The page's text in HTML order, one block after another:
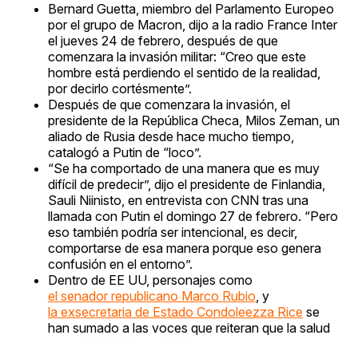
Bernard Guetta, miembro del Parlamento Europeo
por el grupo de Macron, dijo a la radio France Inter
el jueves 24 de febrero, después de que
comenzara la invasión militar: “Creo que este
hombre está perdiendo el sentido de la realidad,
por decirlo cortésmente”.
Después de que comenzara la invasión, el
presidente de la República Checa, Milos Zeman, un
aliado de Rusia desde hace mucho tiempo,
catalogó a Putin de “loco”.
“Se ha comportado de una manera que es muy
difícil de predecir”, dijo el presidente de Finlandia,
Sauli Niinisto, en entrevista con CNN tras una
llamada con Putin el domingo 27 de febrero. “Pero
eso también podría ser intencional, es decir,
comportarse de esa manera porque eso genera
confusión en el entorno”.
Dentro de EE UU, personajes como
el senador republicano Marco Rubio, y
la exsecretaria de Estado Condoleezza Rice se
han sumado a las voces que reiteran que la salud